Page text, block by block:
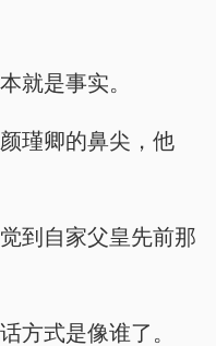
就是事实。
瑾卿的鼻尖，他
到自家父皇先前那
方式是像谁了。